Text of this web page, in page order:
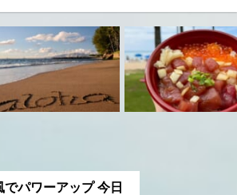
でパワーアップ 今日